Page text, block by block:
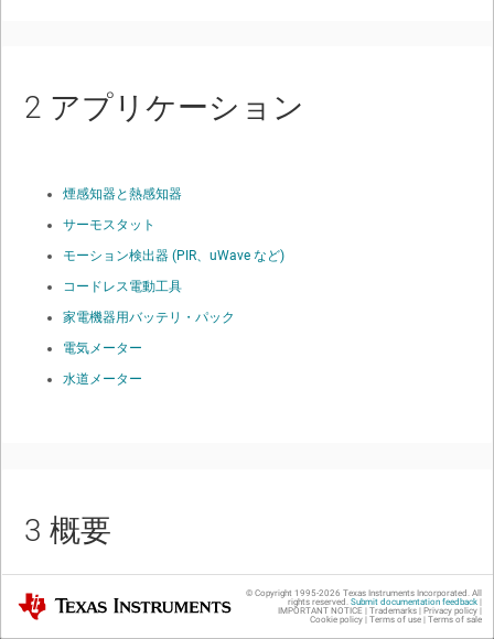
2 アプリケーション
煙感知器と熱感知器
サーモスタット
モーション検出器 (PIR、uWave など)
コードレス電動工具
家電機器用バッテリ・パック
電気メーター
水道メーター
3 概要
TPS7A24 低ドロップアウト (LDO) リニア電圧レギュレータは、非常に低い
Texas Instruments © Copyright 1995-2026 Texas Instruments Incorporated. All
rights reserved. Submit documentation feedback|
IMPORTANT NOTICE | Trademarks| Privacy policy|
Cookie policy| Terms of use| Terms of sale